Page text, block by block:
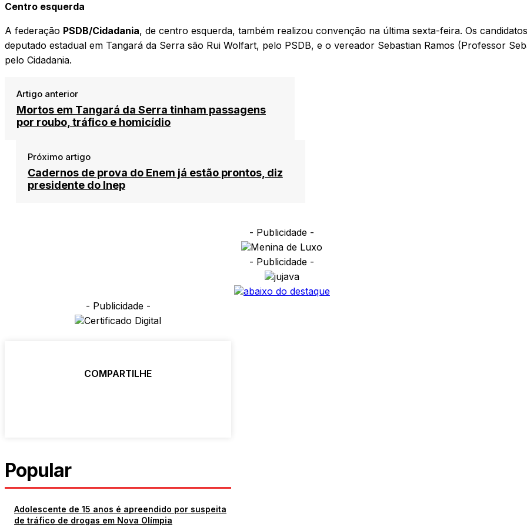
Centro esquerda
A federação PSDB/Cidadania, de centro esquerda, também realizou convenção na última sexta-feira. Os
deputado estadual em Tangará da Serra são Rui Wolfart, pelo PSDB, e o vereador Sebastian Ramos (Professor
pelo Cidadania.
Artigo anterior
Mortos em Tangará da Serra tinham passagens
por roubo, tráfico e homicídio
Próximo artigo
Cadernos de prova do Enem já estão prontos, diz
presidente do Inep
- Publicidade -
- Publicidade -
- Publicidade -
COMPARTILHE
Popular
Adolescente de 15 anos é apreendido por suspeita
de tráfico de drogas em Nova Olímpia